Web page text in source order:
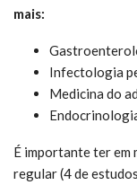
mais:
Infectologia
Medicina do
É importante ter em
regular (4 de